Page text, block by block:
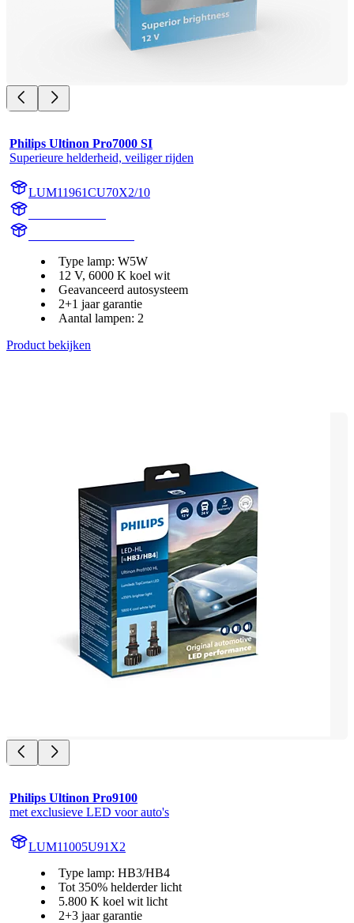
Philips Ultinon Pro7000 SI
Superieure helderheid, veiliger rijden
LUM11961CU70X2/10
Type lamp: W5W
12 V, 6000 K koel wit
Geavanceerd autosysteem
2+1 jaar garantie
Aantal lampen: 2
Product bekijken
Philips Ultinon Pro9100
met exclusieve LED voor auto's
LUM11005U91X2
Type lamp: HB3/HB4
Tot 350% helderder licht
5.800 K koel wit licht
2+3 jaar garantie